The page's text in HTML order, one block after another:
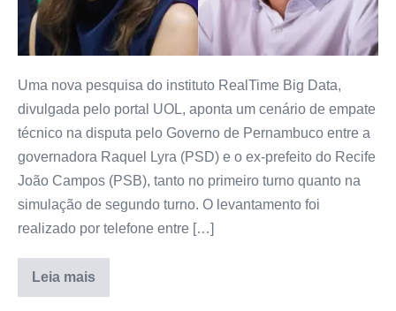
Uma nova pesquisa do instituto RealTime Big Data,
divulgada pelo portal UOL, aponta um cenário de empate
técnico na disputa pelo Governo de Pernambuco entre a
governadora Raquel Lyra (PSD) e o ex-prefeito do Recife
João Campos (PSB), tanto no primeiro turno quanto na
simulação de segundo turno. O levantamento foi
realizado por telefone entre […]
Leia mais